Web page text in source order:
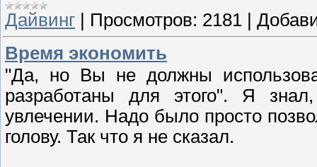
Дайвинг | Просмотров: 2181 |
Время экономить
"Да, но Вы не должны
разработаны для этого". Я
увлечении. Надо было просто
голову. Так что я не сказал.